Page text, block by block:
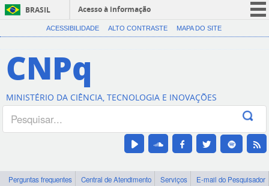
BRASIL
Acesso à informação
CORONAVÍRUS (COVID-19)
Canais
ACESSIBILIDADE ALTO CONTRASTE MAPA DO SITE
CNPq
MINISTÉRIO DA CIÊNCIA, TECNOLOGIA E INOVAÇÕES
Perguntas frequentes Central de Atendimento Serviços
E-mail do Pesquisador